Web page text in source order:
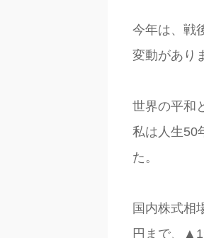
今年は、戦
変動があり
世界の平和
私は人生50
た。
国内株式相
円まで、